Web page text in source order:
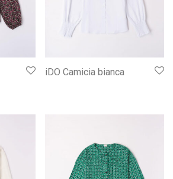
iDO Camicia bianca